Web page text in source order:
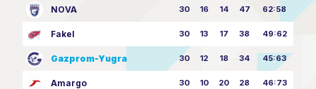
NOVA 30 16 14 47 62:58
Fakel 30 13 17 38 49:62
Gazprom-Yugra 30 12 18 34 45:63
Amargo 30 10 20 28 46:73